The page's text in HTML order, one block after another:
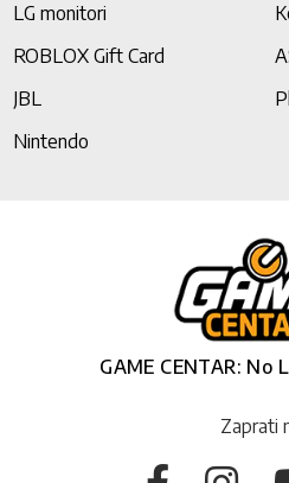
LG monitori
ROBLOX Gift Card
JBL
Nintendo
GAME CENTAR: No
Zaprati